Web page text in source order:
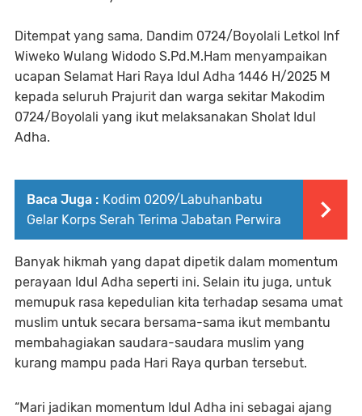
Ditempat yang sama, Dandim 0724/Boyolali Letkol Inf
Wiweko Wulang Widodo S.Pd.M.Ham menyampaikan
ucapan Selamat Hari Raya Idul Adha 1446 H/2025 M
kepada seluruh Prajurit dan warga sekitar Makodim
0724/Boyolali yang ikut melaksanakan Sholat Idul
Adha.
Baca Juga : Kodim 0209/Labuhanbatu
Gelar Korps Serah Terima Jabatan Perwira
Banyak hikmah yang dapat dipetik dalam momentum
perayaan Idul Adha seperti ini. Selain itu juga, untuk
memupuk rasa kepedulian kita terhadap sesama umat
muslim untuk secara bersama-sama ikut membantu
membahagiakan saudara-saudara muslim yang
kurang mampu pada Hari Raya qurban tersebut.
“Mari jadikan momentum Idul Adha ini sebagai ajang